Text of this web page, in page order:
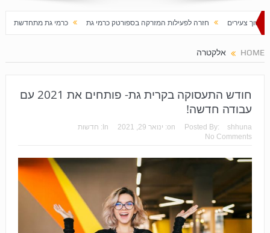
חזרה לפעילות המזרקה בספורטק כרמי גת כרמי גת מתחדשת עם בוא האביב
HOME אלקטרה
חודש התעסוקה בקרית גת- פותחים את 2021 עם
עבודה חדשה!
Posted By: shhuna
on: ינואר 29, 2021 In:
חדשות
No Comments